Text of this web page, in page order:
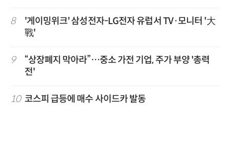
8
'게이밍위크' 삼성전자-LG전자 유럽서 TV·모니터 '大
戰'
9
“상장폐지 막아라”…중소 가전 기업, 주가 부양 '총력
전'
10 코스피 급등에 매수 사이드카 발동